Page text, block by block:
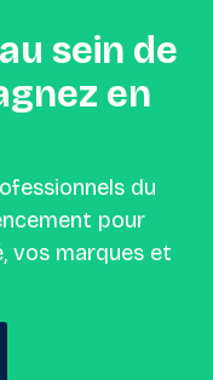
au sein de
en
du
pour
vos marques et